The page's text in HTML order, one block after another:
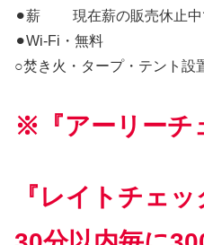
⚫︎薪 現在薪の販売休止
⚫︎Wi-Fi・無料
○焚き火・タープ・テント設
※『アーリーチ
『レイトチェ